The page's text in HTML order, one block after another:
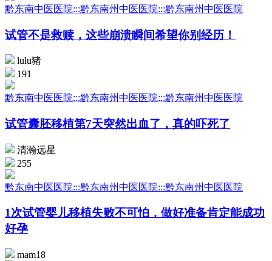
黔东南中医医院:::黔东南州中医医院:::黔东南州中医医院
试管不是救赎，这些崩溃瞬间希望你别经历！
lulu猪
191
黔东南中医医院:::黔东南州中医医院:::黔东南州中医医院
试管囊胚移植第7天突然出血了，真的吓死了
清瀚远星
255
黔东南中医医院:::黔东南州中医医院:::黔东南州中医医院
1次试管婴儿移植失败不可怕，做好准备肯定能成功
好孕
mam18